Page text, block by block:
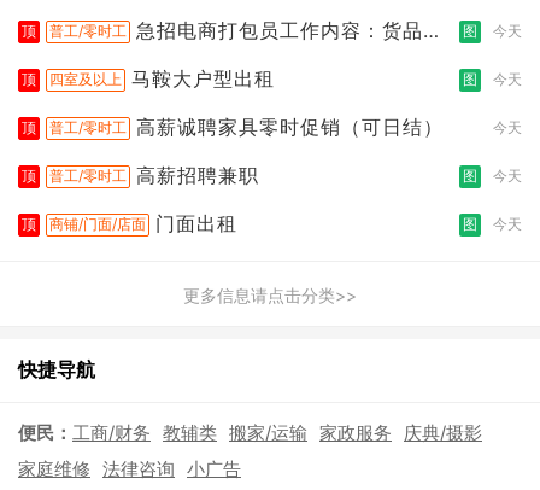
顶 普工/零时工 急招电商打包员工作内容：货品分
图 今天
顶 四室及以上 马鞍大户型出租 图 今天
顶 普工/零时工 高薪诚聘家具零时促销（可日结） 今天
顶 普工/零时工 高薪招聘兼职 图 今天
顶 商铺/门面/店面 门面出租 图 今天
更多信息请点击分类>>
快捷导航
便民： 工商/财务 教辅类 搬家/运输 家政服务
庆典/摄影
家庭维修 法律咨询 小广告